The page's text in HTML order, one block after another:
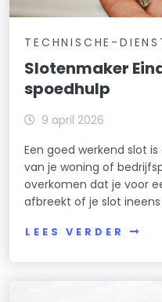
TECHNISCHE-
Slotenmaker
spoedhulp
9 april 2026
Een goed werkend slot
van je woning of
overkomen dat je voor
afbreekt of je slot
LEES VERDER